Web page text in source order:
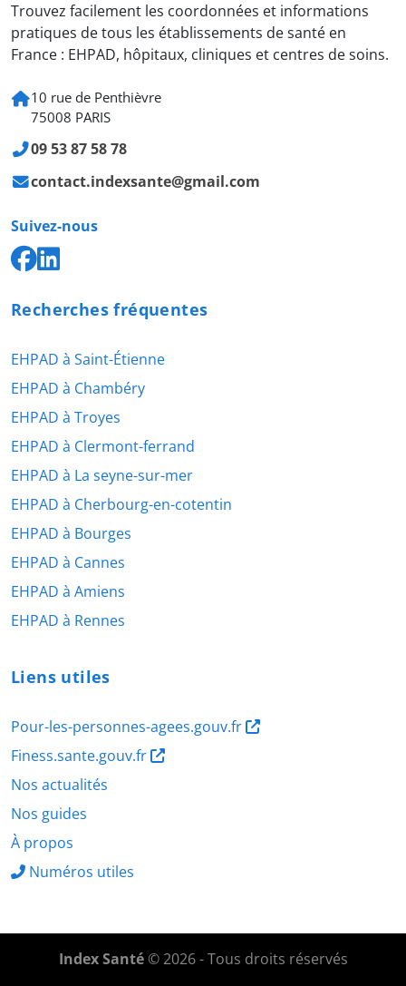
Trouvez facilement les coordonnées et informations
pratiques de tous les établissements de santé en
France : EHPAD, hôpitaux, cliniques et centres de soins.
10 rue de Penthièvre
75008 PARIS
09 53 87 58 78
contact.indexsante@gmail.com
Suivez-nous
Recherches fréquentes
EHPAD à Saint-Étienne
EHPAD à Chambéry
EHPAD à Troyes
EHPAD à Clermont-ferrand
EHPAD à La seyne-sur-mer
EHPAD à Cherbourg-en-cotentin
EHPAD à Bourges
EHPAD à Cannes
EHPAD à Amiens
EHPAD à Rennes
Liens utiles
Pour-les-personnes-agees.gouv.fr
Finess.sante.gouv.fr
Nos actualités
Nos guides
À propos
Numéros utiles
Index Santé© 2026 - Tous droits réservés